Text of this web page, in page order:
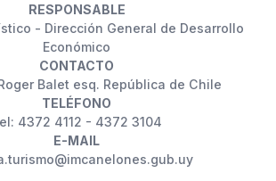
RESPONSABLE
- Dirección General de Desarrollo
Económico
CONTACTO
Balet esq. República de Chile
TELÉFONO
4372 4112 - 4372 3104
E-MAIL